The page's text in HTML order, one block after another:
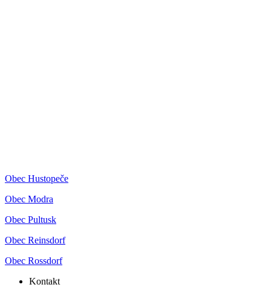
Obec Hustopeče
Obec Modra
Obec Pultusk
Obec Reinsdorf
Obec Rossdorf
Kontakt